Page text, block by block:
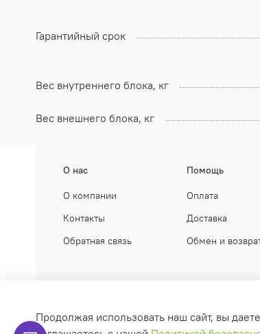
Гарантийный срок
Вес внутреннего блока, кг
Вес внешнего блока, кг
О нас
О компании
Контакты
Обратная связь
Помощь
Оплата
Доставка
Обмен и
КЛИМАТ НЕГА
Продолжая использовать наш сайт, вы